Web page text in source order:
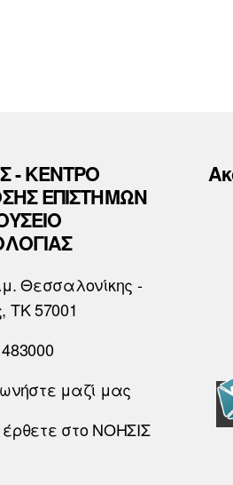
- ΚΕΝΤΡΟ
ΕΠΙΣΤΗΜΩΝ
Θεσσαλονίκης -
ΤΚ 57001
μαζί μας
στο ΝΟΗΣΙΣ